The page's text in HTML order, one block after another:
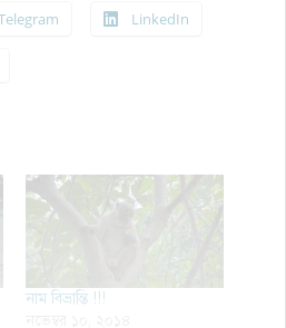
LinkedIn
নাম বিভ্রান্তি !!!